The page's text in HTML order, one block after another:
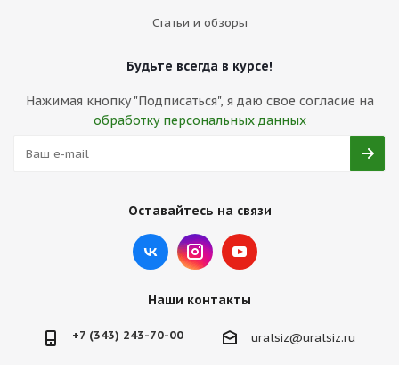
Статьи и обзоры
Будьте всегда в курсе!
Нажимая кнопку "Подписаться", я даю свое согласие на
обработку персональных данных
Оставайтесь на связи
Наши контакты
+7 (343) 243-70-00 uralsiz@uralsiz.ru